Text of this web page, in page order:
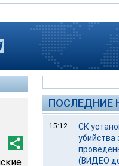
ПОСЛЕДНИЕ
15:12
СК
убийства
(ВИДЕО